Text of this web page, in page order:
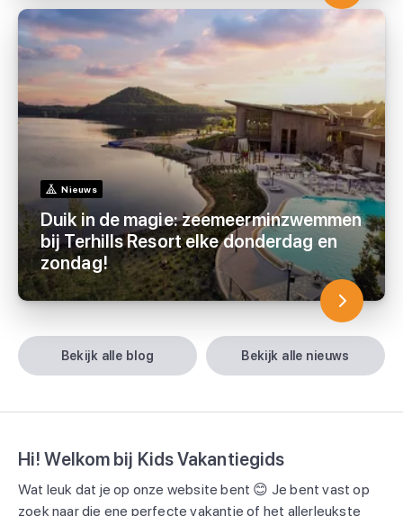
bekijk alle blog bekijk alle nieuws
Nieuws
Duik in de magie: zeemeerminzwemmen
bij Terhills Resort elke donderdag en
zondag!
Hi! Welkom bij Kids Vakantiegids
Wat leuk dat je op onze website bent 😊 Je bent vast op
zoek naar die ene perfecte vakantie of het allerleukste